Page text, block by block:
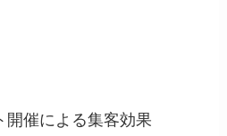
開催による集客効果